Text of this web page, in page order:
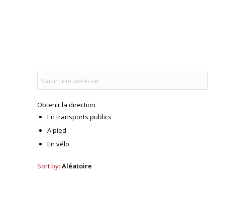
Obtenir la direction
En transports publics
A pied
En vélo
Sort by: Aléatoire